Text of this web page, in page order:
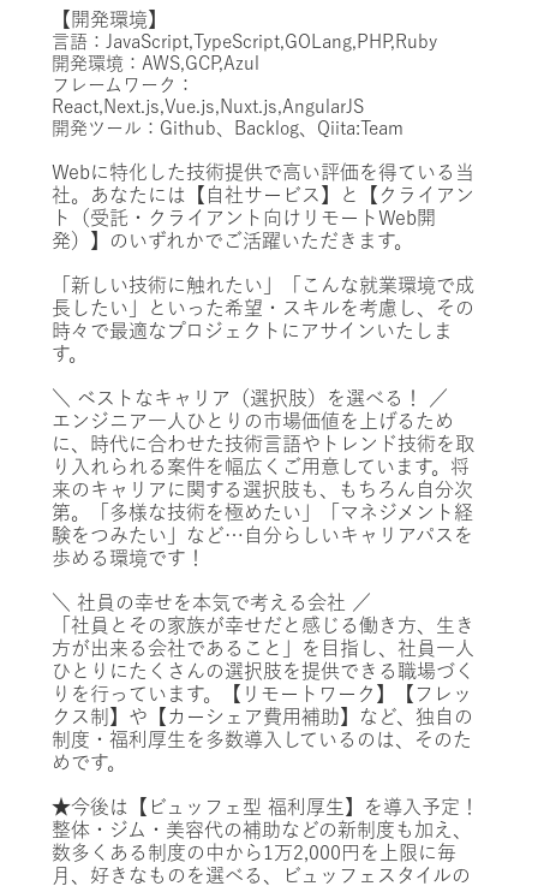
【開発環境】
言語：JavaScript,TypeScript,GOLang,PHP,Ruby
開発環境：AWS,GCP,Azul
フレームワーク：
React,Next.js,Vue.js,Nuxt.js,AngularJS
開発ツール：Github、Backlog、Qiita:Team
Webに特化した技術提供で高い評価を得ている当
社。あなたには【自社サービス】と【クライアン
ト（受託・クライアント向けリモートWeb開
発）】のいずれかでご活躍いただきます。
「新しい技術に触れたい」「こんな就業環境で成
長したい」といった希望・スキルを考慮し、その
時々で最適なプロジェクトにアサインいたしま
す。
＼ ベストなキャリア（選択肢）を選べる！ ／
エンジニア一人ひとりの市場価値を上げるため
に、時代に合わせた技術言語やトレンド技術を取
り入れられる案件を幅広くご用意しています。将
来のキャリアに関する選択肢も、もちろん自分次
第。「多様な技術を極めたい」「マネジメント経
験をつみたい」など…自分らしいキャリアパスを
歩める環境です！
＼ 社員の幸せを本気で考える会社 ／
「社員とその家族が幸せだと感じる働き方、生き
方が出来る会社であること」を目指し、社員一人
ひとりにたくさんの選択肢を提供できる職場づく
りを行っています。【リモートワーク】【フレッ
クス制】や【カーシェア費用補助】など、独自の
制度・福利厚生を多数導入しているのは、そのた
めです。
★今後は【ビュッフェ型 福利厚生】を導入予定！
整体・ジム・美容代の補助などの新制度も加え、
数多くある制度の中から1万2,000円を上限に毎
月、好きなものを選べる、ビュッフェスタイルの